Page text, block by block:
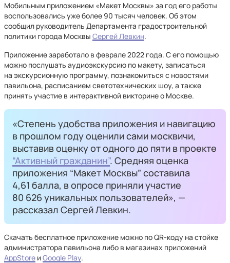
Мобильным приложением «Макет Москвы» за год его работы
воспользовались уже более 90 тысяч человек. Об этом
сообщил руководитель Департамента градостроительной
политики города Москвы Сергей Левкин.
Приложение заработало в феврале 2022 года. С его помощью
можно послушать аудиоэкскурсию по макету, записаться
на экскурсионную программу, познакомиться с новостями
павильона, расписанием светотехнических шоу, а также
принять участие в интерактивной викторине о Москве.
«Степень удобства приложения и навигацию
в прошлом году оценили сами москвичи,
выставив оценку от одного до пяти в проекте
“Активный гражданин”. Средняя оценка
приложения “Макет Москвы” составила
4,61 балла, в опросе приняли участие
80 626 уникальных пользователей», —
рассказал Сергей Левкин.
Скачать бесплатное приложение можно по QR-коду на стойке
администратора павильона либо в магазинах приложений
AppStore иGoogle Play.